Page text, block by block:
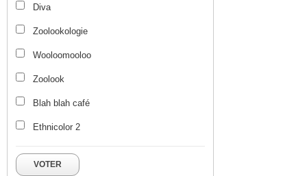
Diva
Zoolookologie
Wooloomooloo
Zoolook
Blah blah café
Ethnicolor 2
VOTER